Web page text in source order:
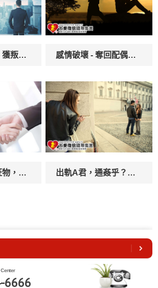
妻女皆屬他人，獲叛賠六十萬？ 感情破壞 - 奪回配偶最有效率的方式
非法抓姦取得証物，日後不能當作證據？ 出軌A君，通姦乎？性侵害乎？
6666